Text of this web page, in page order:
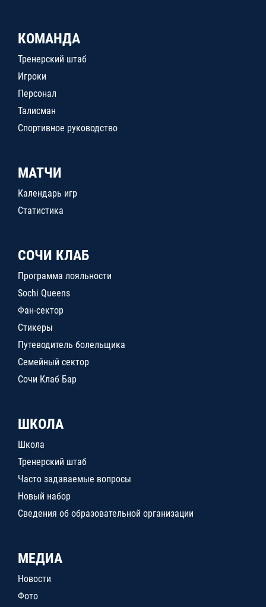
КОМАНДА
Тренерский штаб
Игроки
Персонал
Талисман
Спортивное руководство
МАТЧИ
Календарь игр
Статистика
СОЧИ КЛАБ
Программа лояльности
Sochi Queens
Фан-сектор
Стикеры
Путеводитель болельщика
Семейный сектор
Сочи Клаб Бар
ШКОЛА
Школа
Тренерский штаб
Часто задаваемые вопросы
Новый набор
Сведения об образовательной организации
МЕДИА
Новости
Фото